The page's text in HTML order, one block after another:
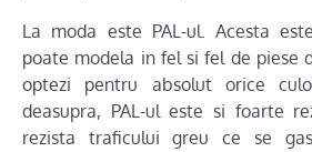
La moda este PAL-ul. Acesta
poate modela in fel si fel de piese
optezi pentru absolut orice
deasupra, PAL-ul este si foarte
rezista traficului greu ce se